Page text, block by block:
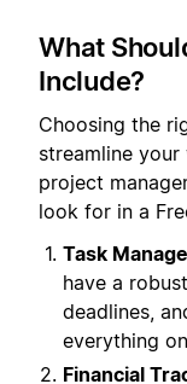
What
Include?
Choosing the
streamline
project
look for in a
Task
have a
deadlines,
everything
Financial